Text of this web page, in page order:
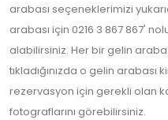
arabası seçeneklerimizi
arabası için 0216 3 867 867'
alabilirsiniz. Her bir gelin
tıkladığınızda o gelin arabası
rezervasyon için gerekli olan
fotograflarını görebilirsiniz.